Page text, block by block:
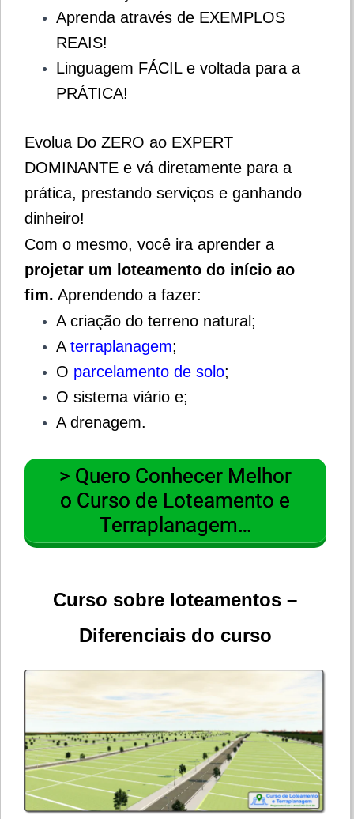
Aprenda através de EXEMPLOS
REAIS!
Linguagem FÁCIL e voltada para a
PRÁTICA!
Evolua Do ZERO ao EXPERT
DOMINANTE e vá diretamente para a
prática, prestando serviços e ganhando
dinheiro!
Com o mesmo, você ira aprender a
projetar um loteamento do início ao
fim. Aprendendo a fazer:
A criação do terreno natural;
A terraplanagem;
O parcelamento de solo;
O sistema viário e;
A drenagem.
> Quero Conhecer Melhor
o Curso de Loteamento e
Terraplanagem…
Curso sobre loteamentos –
Diferenciais do curso